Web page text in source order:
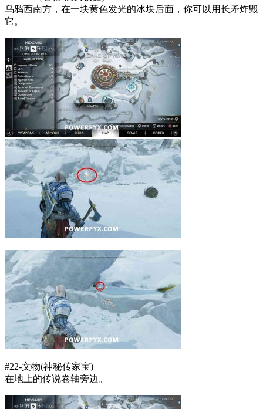
乌鸦西南方，在一块黄色发光的冰块后面，你可以用长矛炸毁
它。
#22-文物(神秘传家宝)
在地上的传说卷轴旁边。